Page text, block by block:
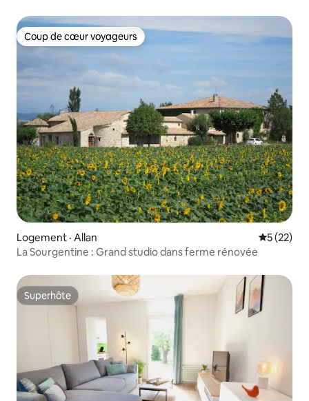
Coup de cœur voyageurs
Coup de cœur voyageurs
Logement · Allan Note
5 (22)
La Sourgentine : Grand studio dans ferme rénovée
Superhôte
Superhôte